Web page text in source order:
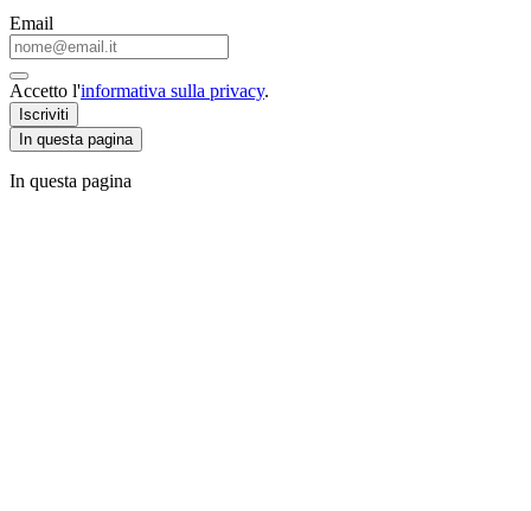
Email
Accetto l'informativa sulla privacy.
Iscriviti
In questa pagina
In questa pagina